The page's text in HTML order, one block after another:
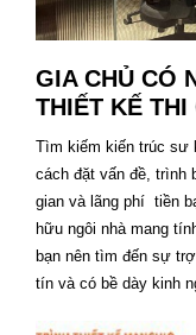
GIA CHỦ CÓ
THIẾT KẾ
Tìm kiếm kiến trúc sư
cách đặt vấn đề, trình
gian và lãng phí tiền
hữu ngôi nhà mang
bạn nên tìm đến sự
tín và có bề dày kinh